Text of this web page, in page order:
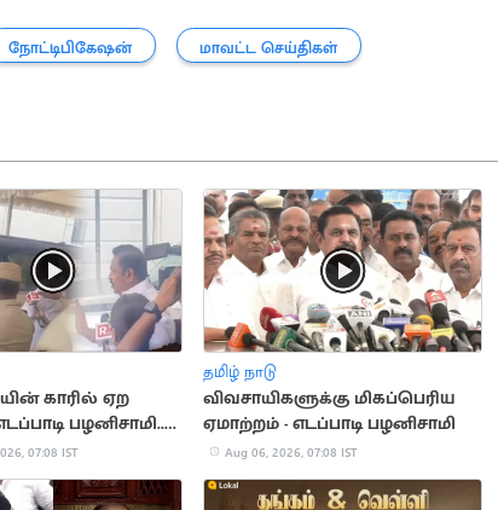
நோட்டிபிகேஷன் மாவட்ட செய்திகள்
காரில் ஏற
பழனிசாமி..
07:08 IST
தமிழ் நாடு
விவசாயிகளுக்கு மிகப்பெரிய
ஏமாற்றம் - எடப்பாடி பழனிசாமி
Aug 06, 2026, 07:08 IST